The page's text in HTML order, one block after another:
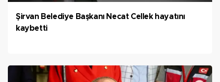
Şirvan Belediye Başkanı Necat Cellek hayatını
kaybetti